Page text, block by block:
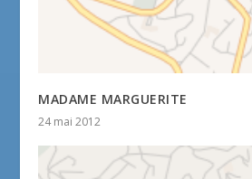
MADAME MARGUERITE
24 mai 2012